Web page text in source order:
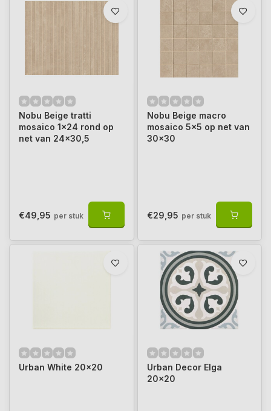
Nobu Beige tratti
mosaico 1x24 rond op
net van 24x30,5
€49,95 per stuk
Nobu Beige macro
mosaico 5x5 op net van
30x30
€29,95 per stuk
Urban White 20x20
Urban Decor Elga
20x20